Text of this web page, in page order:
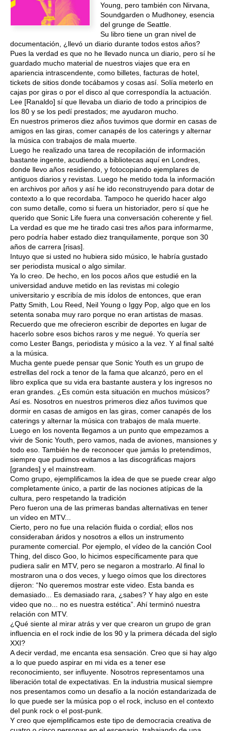
Young, pero también con Nirvana,
Soundgarden o Mudhoney, esencia
del grunge de Seattle.
Su libro tiene un gran nivel de
documentación, ¿llevó un diario durante todos estos años?
Pues la verdad es que no he llevado nunca un diario, pero sí he
guardado mucho material de nuestros viajes que era en
apariencia intrascendente, como billetes, facturas de hotel,
tickets de sitios donde tocábamos y cosas así. Solía meterlo en
cajas por giras o por el disco al que correspondía la actuación.
Lee [Ranaldo] sí que llevaba un diario de todo a principios de
los 80 y se los pedí prestados; me ayudaron mucho.
En nuestros primeros diez años tuvimos que dormir en casas de
amigos en las giras, comer canapés de los caterings y alternar
la música con trabajos de mala muerte.
Luego he realizado una tarea de recopilación de información
bastante ingente, acudiendo a bibliotecas aquí en Londres,
donde llevo años residiendo, y fotocopiando ejemplares de
antiguos diarios y revistas. Luego he metido toda la información
en archivos por años y así he ido reconstruyendo para dotar de
contexto a lo que recordaba. Tampoco he querido hacer algo
con sumo detalle, como si fuera un historiador, pero sí que he
querido que Sonic Life fuera una conversación coherente y fiel.
La verdad es que me he tirado casi tres años para informarme,
pero podría haber estado diez tranquilamente, porque son 30
años de carrera [risas].
Intuyo que si usted no hubiera sido músico, le habría gustado
ser periodista musical o algo similar.
Ya lo creo. De hecho, en los pocos años que estudié en la
universidad anduve metido en las revistas mi colegio
universitario y escribía de mis ídolos de entonces, que eran
Patty Smith, Lou Reed, Neil Young o Iggy Pop, algo que en los
setenta sonaba muy raro porque no eran artistas de masas.
Recuerdo que me ofrecieron escribir de deportes en lugar de
hacerlo sobre esos bichos raros y me negué. Yo quería ser
como Lester Bangs, periodista y músico a la vez. Y al final salté
a la música.
Mucha gente puede pensar que Sonic Youth es un grupo de
estrellas del rock a tenor de la fama que alcanzó, pero en el
libro explica que su vida era bastante austera y los ingresos no
eran grandes. ¿Es común esta situación en muchos músicos?
Así es. Nosotros en nuestros primeros diez años tuvimos que
dormir en casas de amigos en las giras, comer canapés de los
caterings y alternar la música con trabajos de mala muerte.
Luego en los noventa llegamos a un punto que empezamos a
vivir de Sonic Youth, pero vamos, nada de aviones, mansiones y
todo eso. También he de reconocer que jamás lo pretendimos,
siempre que pudimos evitamos a las discográficas majors
[grandes] y el mainstream.
Como grupo, ejemplificamos la idea de que se puede crear algo
completamente único, a partir de las nociones atípicas de la
cultura, pero respetando la tradición
Pero fueron una de las primeras bandas alternativas en tener
un vídeo en MTV...
Cierto, pero no fue una relación fluida o cordial; ellos nos
consideraban áridos y nosotros a ellos un instrumento
puramente comercial. Por ejemplo, el vídeo de la canción Cool
Thing, del disco Goo, lo hicimos específicamente para que
pudiera salir en MTV, pero se negaron a mostrarlo. Al final lo
mostraron una o dos veces, y luego oímos que los directores
dijeron: “No queremos mostrar este video. Esta banda es
demasiado... Es demasiado rara, ¿sabes? Y hay algo en este
video que no... no es nuestra estética”. Ahí terminó nuestra
relación con MTV.
¿Qué siente al mirar atrás y ver que crearon un grupo de gran
influencia en el rock indie de los 90 y la primera década del siglo
XXI?
A decir verdad, me encanta esa sensación. Creo que si hay algo
a lo que puedo aspirar en mi vida es a tener ese
reconocimiento, ser influyente. Nosotros representamos una
liberación total de expectativas. En la industria musical siempre
nos presentamos como un desafío a la noción estandarizada de
lo que puede ser la música pop o el rock, incluso en el contexto
del punk rock o el post-punk.
Y creo que ejemplificamos este tipo de democracia creativa de